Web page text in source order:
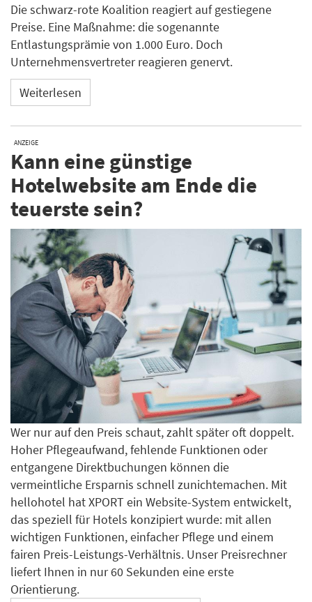
Die schwarz-rote Koalition reagiert auf gestiegene
Preise. Eine Maßnahme: die sogenannte
Entlastungsprämie von 1.000 Euro. Doch
Unternehmensvertreter reagieren genervt.
Weiterlesen
ANZEIGE
Kann eine günstige
Hotelwebsite am Ende die
teuerste sein?
Wer nur auf den Preis schaut, zahlt später oft doppelt.
Hoher Pflegeaufwand, fehlende Funktionen oder
entgangene Direktbuchungen können die
vermeintliche Ersparnis schnell zunichtemachen. Mit
hellohotel hat XPORT ein Website-System entwickelt,
das speziell für Hotels konzipiert wurde: mit allen
wichtigen Funktionen, einfacher Pflege und einem
fairen Preis-Leistungs-Verhältnis. Unser Preisrechner
liefert Ihnen in nur 60 Sekunden eine erste
Orientierung.